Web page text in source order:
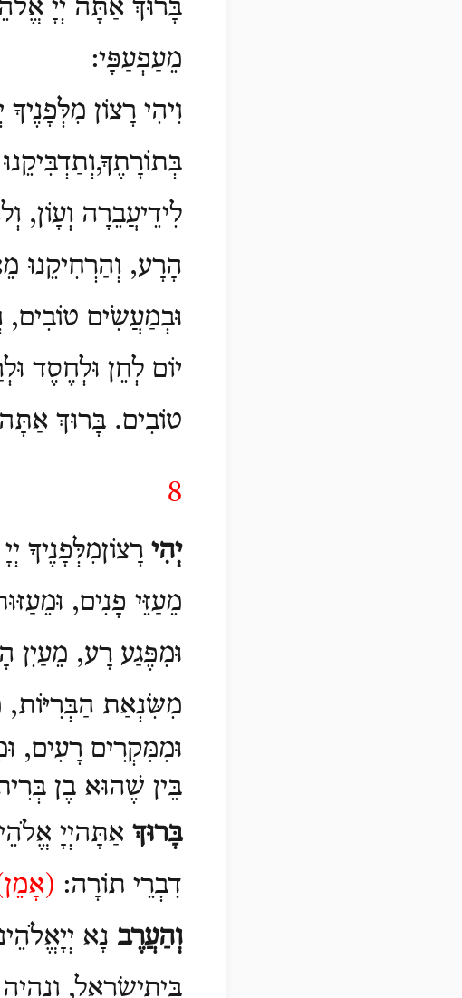
בָּרוּךְ אַתָּה יְיָ
מֵעַפְעַפָּי:
וִיהִי רָצוֹן
לִידֵיעֲבֵרָה וְעָוֹן,
הָרָע, וְהַרְחִיקֵנוּ
וּבְמַעֲשִֹים טוֹבִים,
יוֹם לְחֵן וּלְחֶסֶד
טוֹבִים. בָּרוּךְ
8
יְהִי רָצוֹןמִלְּפָנֶיךָ
מֵעַזֵּי פָנִים,
וּמִפֶּגַע רָע,
מִשִּׂנְאַת הַבְּרִיּוֹת,
וּמִמִּקְרִים רָעִים,
בֵּין שֶׁהוּא בֶן
בָּרוּךְ אַתָּהיְיָ
דִבְרֵי תוֹרָה: (
וְהַעֲרֶב נָא
בֵּיתיִשְׂרָאֵל,